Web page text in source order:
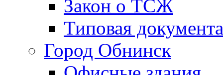
Закон о ТСЖ
Типовая
Город Обнинск